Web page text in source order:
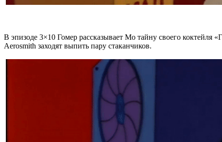
В эпизоде 3×10 Гомер рассказывает Мо тайну своего
Aerosmith заходят выпить пару стаканчиков.